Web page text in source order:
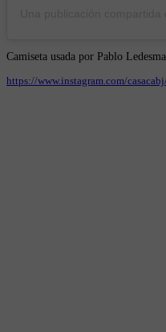
Camiseta usada por Pablo
https://www.instagram.com/